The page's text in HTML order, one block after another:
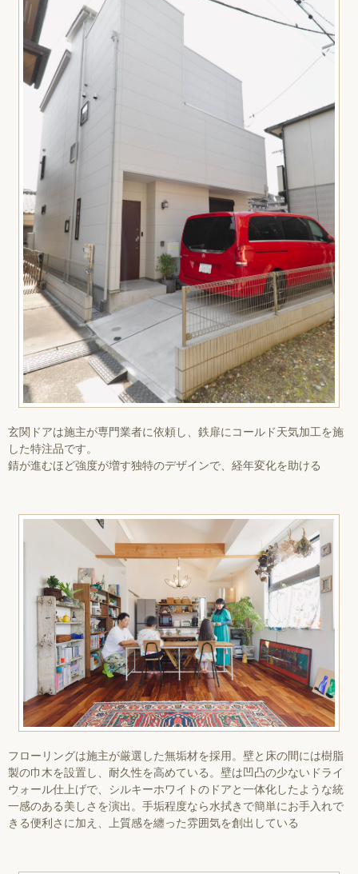
玄関ドアは施主が専門業者に依頼し、鉄扉にコールド天気加工を施
した特注品です。
錆が進むほど強度が増す独特のデザインで、経年変化を助ける
フローリングは施主が厳選した無垢材を採用。壁と床の間には樹脂
製の巾木を設置し、耐久性を高めている。壁は凹凸の少ないドライ
ウォール仕上げで、シルキーホワイトのドアと一体化したような統
一感のある美しさを演出。手垢程度なら水拭きで簡単にお手入れで
きる便利さに加え、上質感を纏った雰囲気を創出している